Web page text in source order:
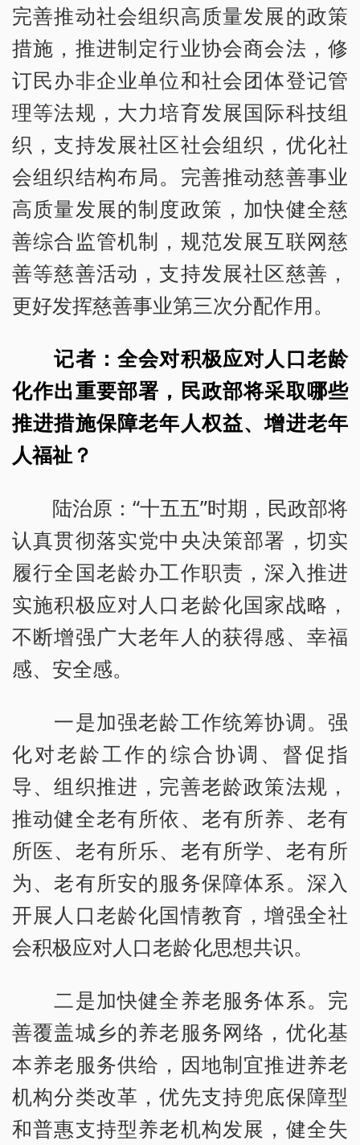
完善推动社会组织高质量发展的政策
措施，推进制定行业协会商会法，修
订民办非企业单位和社会团体登记管
理等法规，大力培育发展国际科技组
织，支持发展社区社会组织，优化社
会组织结构布局。完善推动慈善事业
高质量发展的制度政策，加快健全慈
善综合监管机制，规范发展互联网慈
善等慈善活动，支持发展社区慈善，
更好发挥慈善事业第三次分配作用。
记者：全会对积极应对人口老龄
化作出重要部署，民政部将采取哪些
推进措施保障老年人权益、增进老年
人福祉？
陆治原：“十五五”时期，民政部将
认真贯彻落实党中央决策部署，切实
履行全国老龄办工作职责，深入推进
实施积极应对人口老龄化国家战略，
不断增强广大老年人的获得感、幸福
感、安全感。
一是加强老龄工作统筹协调。强
化对老龄工作的综合协调、督促指
导、组织推进，完善老龄政策法规，
推动健全老有所依、老有所养、老有
所医、老有所乐、老有所学、老有所
为、老有所安的服务保障体系。深入
开展人口老龄化国情教育，增强全社
会积极应对人口老龄化思想共识。
二是加快健全养老服务体系。完
善覆盖城乡的养老服务网络，优化基
本养老服务供给，因地制宜推进养老
机构分类改革，优先支持兜底保障型
和普惠支持型养老机构发展，健全失